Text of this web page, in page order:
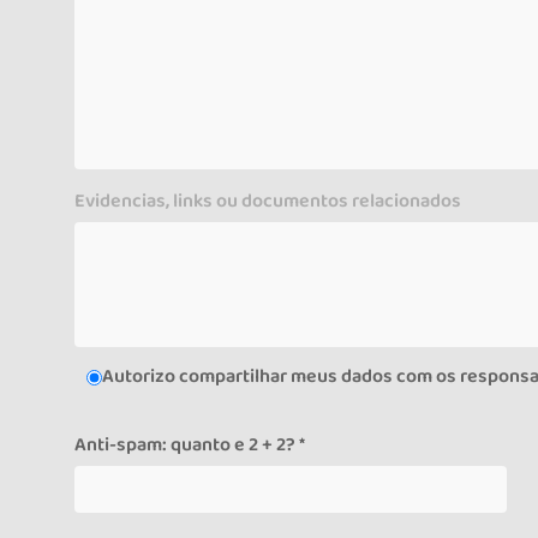
Evidencias, links ou documentos relacionados
Autorizo compartilhar meus dados com os
Anti-spam: quanto e 2 + 2? *